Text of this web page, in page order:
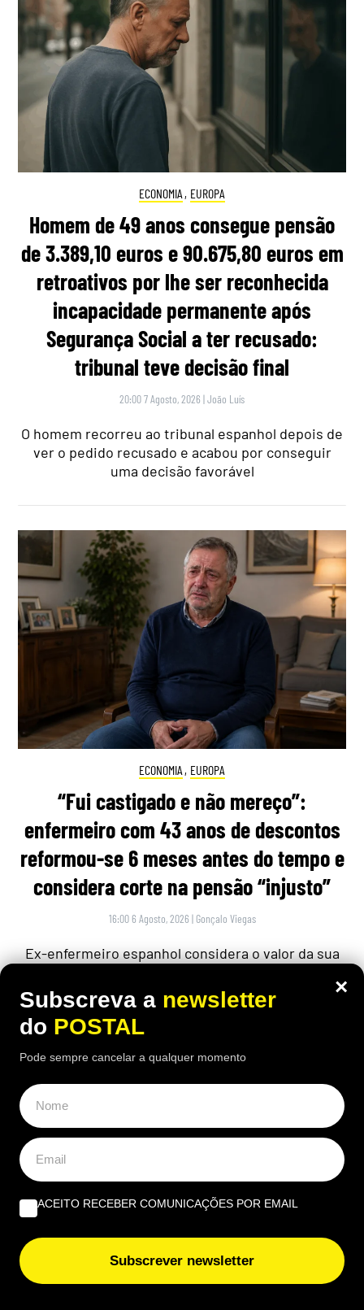
ECONOMIA , EUROPA
Homem de 49 anos consegue pensão
de 3.389,10 euros e 90.675,80 euros em
retroativos por lhe ser reconhecida
incapacidade permanente após
Segurança Social a ter recusado:
tribunal teve decisão final
20:00 7 Agosto, 2026 |João Luís
O homem recorreu ao tribunal espanhol depois de
ver o pedido recusado e acabou por conseguir
uma decisão favorável
ECONOMIA , EUROPA
“Fui castigado e não mereço”:
enfermeiro com 43 anos de descontos
reformou-se 6 meses antes do tempo e
considera corte na pensão “injusto”
16:00 6 Agosto, 2026 | Gonçalo Viegas
Ex-enfermeiro espanhol considera o valor da sua
para "toda a vida", após reformar-se seis meses
antes da idade legal
×
Subscreva a newsletter
do POSTAL
Pode sempre cancelar a qualquer momento
ACEITO RECEBER COMUNICAÇÕES POR EMAIL
Subscrever newsletter